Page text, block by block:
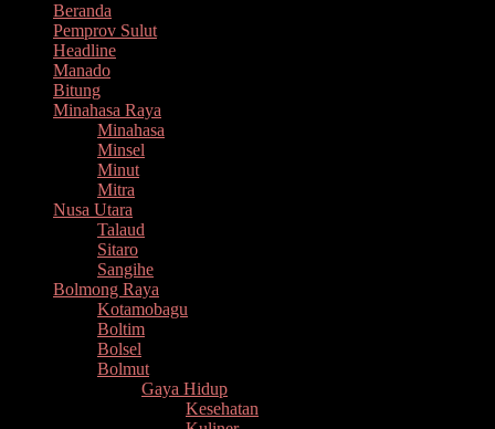
Beranda
Pemprov Sulut
Headline
Manado
Bitung
Minahasa Raya
Minahasa
Minsel
Minut
Mitra
Nusa Utara
Talaud
Sitaro
Sangihe
Bolmong Raya
Kotamobagu
Boltim
Bolsel
Bolmut
Gaya Hidup
Kesehatan